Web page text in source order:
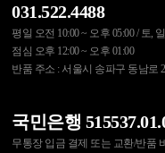
031.522.4488
평일 오전 10:00 ~ 오후 05:00 / 토,
점심 오후 12:00 ~ 오후 01:00
반품 주소 : 서울시 송파구 동남로
국민은행
무통장 입금 결제 또는 교환/반품